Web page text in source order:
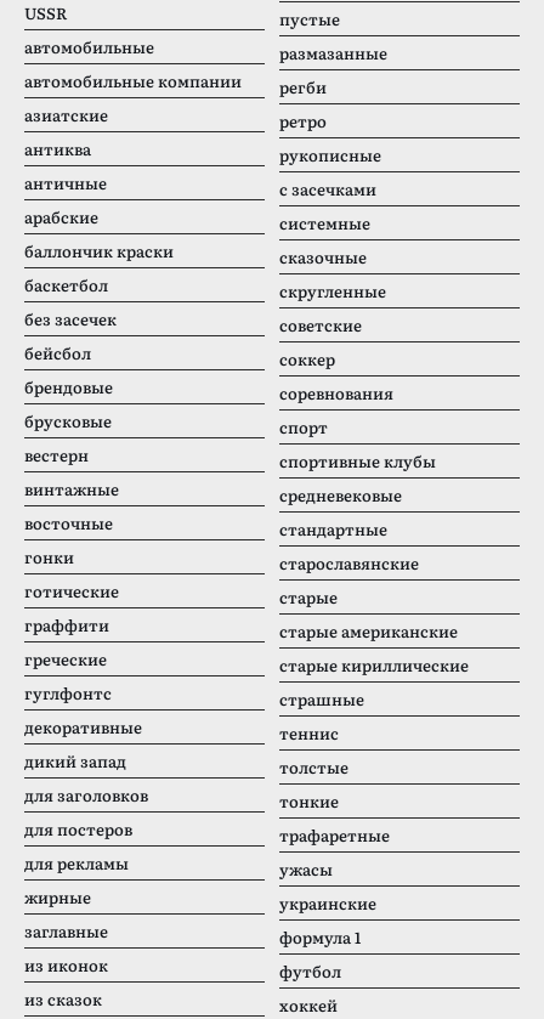
USSR
автомобильные
автомобильные компании
азиатские
антиква
античные
арабские
баллончик краски
баскетбол
без засечек
бейсбол
брендовые
брусковые
вестерн
винтажные
восточные
гонки
готические
граффити
греческие
гуглфонтс
декоративные
дикий запад
для заголовков
для постеров
для рекламы
жирные
заглавные
из иконок
из сказок
пустые
размазанные
регби
ретро
рукописные
с засечками
системные
сказочные
скругленные
советские
соккер
соревнования
спорт
спортивные клубы
средневековые
стандартные
старославянские
старые
старые американские
старые кириллические
страшные
теннис
толстые
тонкие
трафаретные
ужасы
украинские
формула 1
футбол
хоккей